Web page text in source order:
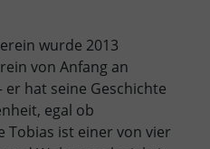
wurde 2013
von Anfang an
hat seine Geschichte
egal ob
Tobias ist einer von vier